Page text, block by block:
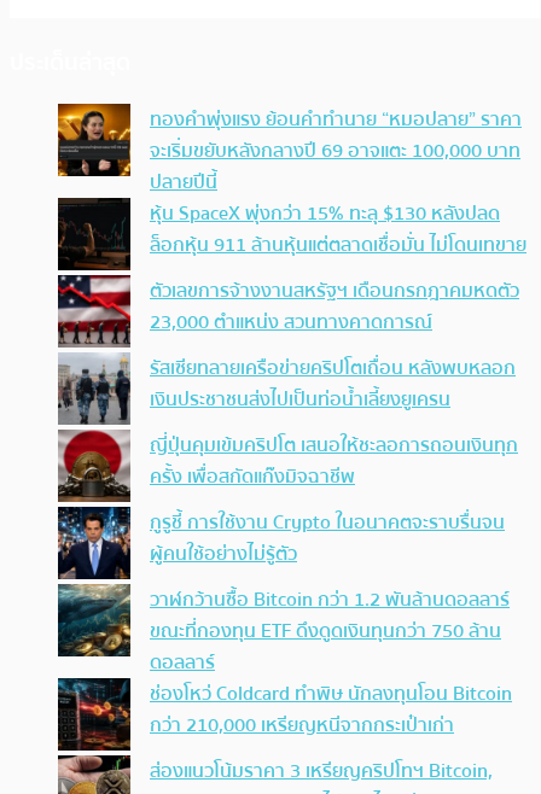
ทองคำพุ่งแรง ย้อนคำทำนาย “หมอปลาย” ราคา
จะเริ่มขยับหลังกลางปี 69 อาจแตะ 100,000 บาท
ปลายปีนี้
หุ้น SpaceX พุ่งกว่า 15% ทะลุ $130 หลังปลด
ล็อกหุ้น 911 ล้านหุ้นแต่ตลาดเชื่อมั่น ไม่โดนเทขาย
ตัวเลขการจ้างงานสหรัฐฯ เดือนกรกฎาคมหดตัว
23,000 ตำแหน่ง สวนทางคาดการณ์
รัสเซียทลายเครือข่ายคริปโตเถื่อน หลังพบหลอก
เงินประชาชนส่งไปเป็นท่อน้ำเลี้ยงยูเครน
ญี่ปุ่นคุมเข้มคริปโต เสนอให้ชะลอการถอนเงินทุก
ครั้ง เพื่อสกัดแก๊งมิจฉาชีพ
กูรูชี้ การใช้งาน Crypto ในอนาคตจะราบรื่นจน
ผู้คนใช้อย่างไม่รู้ตัว
วาฬกว้านซื้อ Bitcoin กว่า 1.2 พันล้านดอลลาร์
ขณะที่กองทุน ETF ดึงดูดเงินทุนกว่า 750 ล้าน
ดอลลาร์
ช่องโหว่ Coldcard ทำพิษ นักลงทุนโอน Bitcoin
กว่า 210,000 เหรียญหนีจากกระเป๋าเก่า
ส่องแนวโน้มราคา 3 เหรียญคริปโทฯ Bitcoin,